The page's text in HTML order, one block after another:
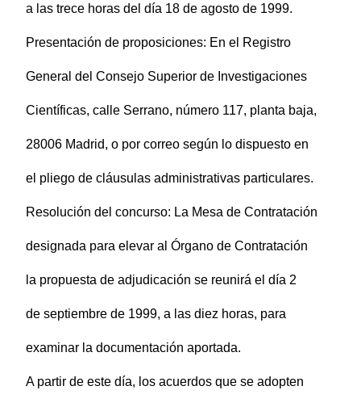
a las trece horas del día 18 de agosto de 1999.
Presentación de proposiciones: En el Registro
General del Consejo Superior de Investigaciones
Científicas, calle Serrano, número 117, planta baja,
28006 Madrid, o por correo según lo dispuesto en
el pliego de cláusulas administrativas particulares.
Resolución del concurso: La Mesa de Contratación
designada para elevar al Órgano de Contratación
la propuesta de adjudicación se reunirá el día 2
de septiembre de 1999, a las diez horas, para
examinar la documentación aportada.
A partir de este día, los acuerdos que se adopten